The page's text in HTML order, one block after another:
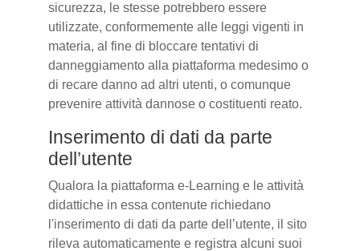
sicurezza, le stesse potrebbero essere
utilizzate, conformemente alle leggi vigenti in
materia, al fine di bloccare tentativi di
danneggiamento alla piattaforma medesimo o
di recare danno ad altri utenti, o comunque
prevenire attività dannose o costituenti reato.
Inserimento di dati da parte
dell’utente
Qualora la piattaforma e-Learning e le attività
didattiche in essa contenute richiedano
l'inserimento di dati da parte dell’utente, il sito
rileva automaticamente e registra alcuni suoi